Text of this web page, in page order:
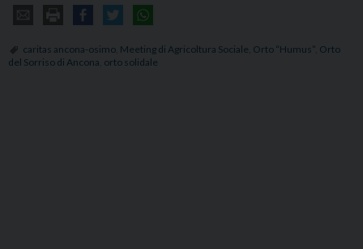
caritas ancona-osimo Meeting di Agricoltura Sociale Orto “Humus” Orto
del Sorriso di Ancona orto solidale